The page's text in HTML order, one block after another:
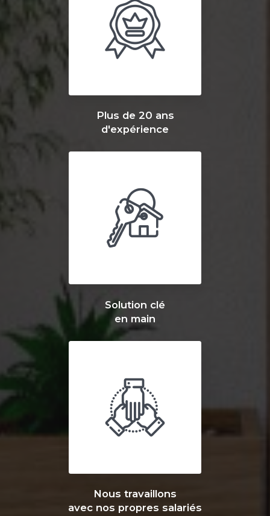
Plus de 20 ans
d'expérience
Solution clé
en main
Nous travaillons
avec nos propres salariés